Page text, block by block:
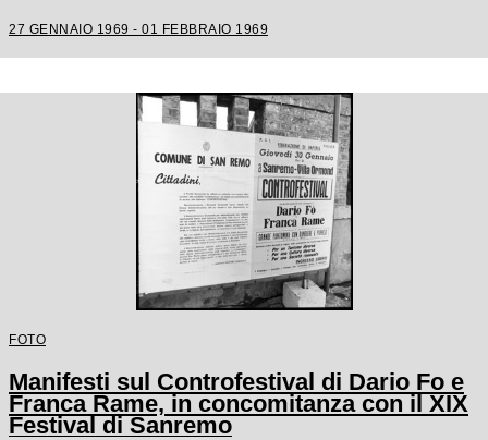
27 GENNAIO 1969 - 01 FEBBRAIO 1969
FOTO
Manifesti sul Controfestival di Dario Fo e
Franca Rame, in concomitanza con il XIX
Festival di Sanremo